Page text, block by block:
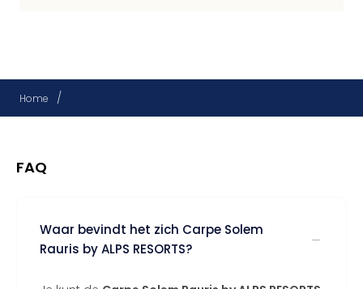
Home /
FAQ
Waar bevindt het zich Carpe Solem
Rauris by ALPS RESORTS?